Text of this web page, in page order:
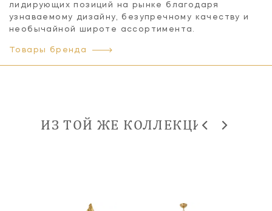
лидирующих позиций на рынке благодаря
узнаваемому дизайну, безупречному качеству и
необычайной широте ассортимента.
Товары бренда
ИЗ ТОЙ ЖЕ КОЛЛЕКЦИИ